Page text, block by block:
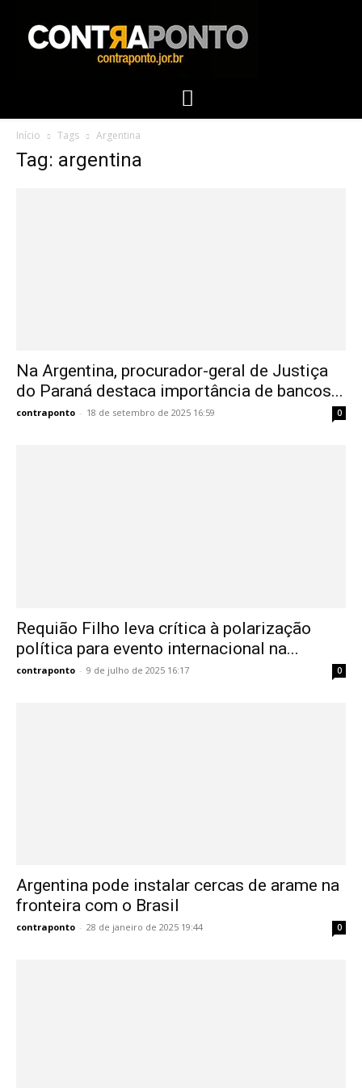
Início Tags Argentina
Tag: argentina
Na Argentina, procurador-geral de Justiça
do Paraná destaca importância de bancos...
contraponto - 18 de setembro de 2025 16:59 0
Requião Filho leva crítica à polarização
política para evento internacional na...
contraponto - 9 de julho de 2025 16:17 0
Argentina pode instalar cercas de arame na
fronteira com o Brasil
contraponto - 28 de janeiro de 2025 19:44 0